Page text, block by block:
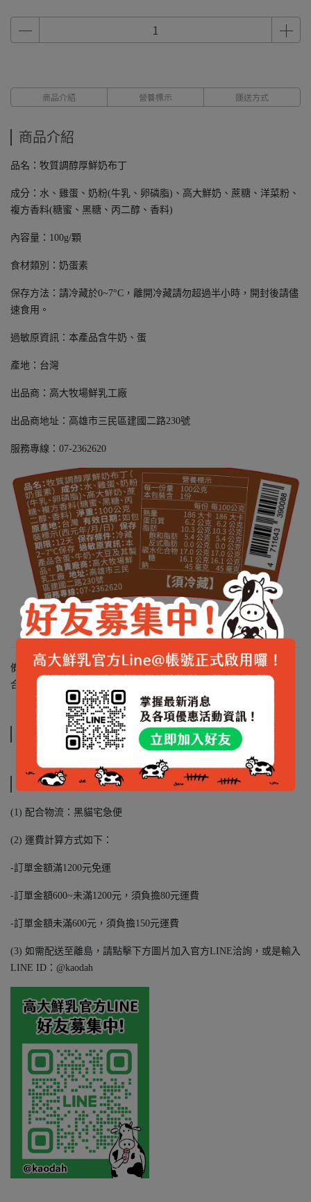
商品介紹 營養標示 運送方式
商品介紹
品名：牧質調醇厚鮮奶布丁
成分：水、雞蛋、奶粉(牛乳、卵磷脂)、高大鮮奶、蔗糖、洋菜粉、
複方香料(糖蜜、黑糖、丙二醇、香料)
內容量：100g/顆
食材類別：奶蛋素
保存方法：請冷藏於0~7°C，離開冷藏請勿超過半小時，開封後請儘
速食用。
過敏原資訊：本產品含牛奶、蛋
產地：台灣
出品商：高大牧場鮮乳工廠
出品商地址：高雄市三民區建國二路230號
服務專線： 07-2362620
備註：食品類商品不適用於七天鑑賞期之範圍內，敬請見諒與配
合。
營養標示
運送方式
(1) 配合物流：黑貓宅急便
(2) 運費計算方式如下：
-訂單金額滿1200元免運
-訂單金額600~未滿1200元，須負擔80元運費
-訂單金額未滿600元，須負擔150元運費
(3) 如需配送至離島，請點擊下方圖片加入官方LINE洽詢，或是輸入
LINE ID：@kaodah